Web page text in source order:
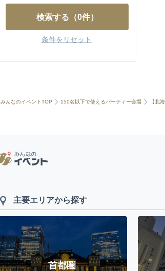
検索する （0件）
条件をリセット
みんなのイベントTOP 150名以下で使えるパーティー会場 【北
主要エリアから探す
首都圏